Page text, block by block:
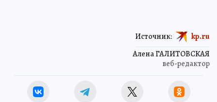
Алена ГАЛИТОВСКАЯ
веб-редактор
Источник: kp.ru